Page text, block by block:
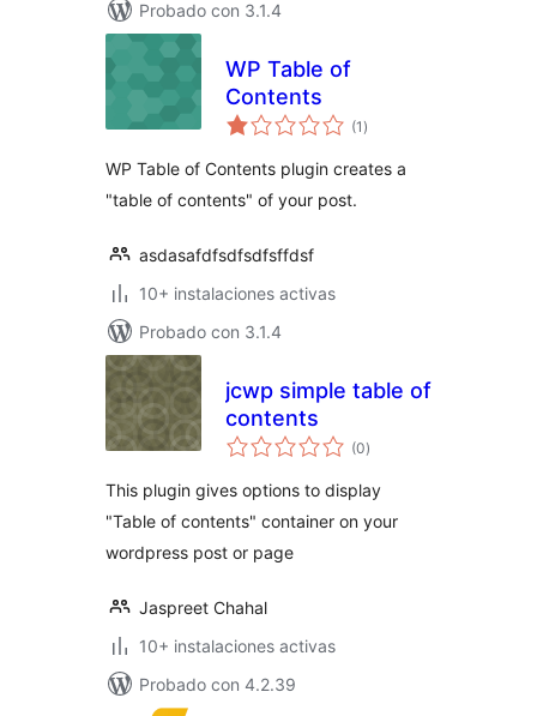
Probado con 3.1.4
WP Table of
Contents
(1 total
de
)
WP Table of Contents plugin creates a
"table of contents" of your post.
asdasafdfsdfsdfsffdsf
10+ instalaciones activas
Probado con 3.1.4
jcwp simple table of
contents
(0total
de
)
This plugin gives options to display
"Table of contents" container on your
wordpress post or page
Jaspreet Chahal
10+ instalaciones activas
Probado con 4.2.39